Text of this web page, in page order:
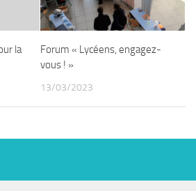
la
Forum « Lycéens, engagez-
vous ! »
13/03/2023